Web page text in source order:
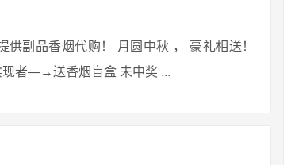
副品香烟代购！ 月圆中秋 ， 豪礼相送！
现者—→送香烟盲盒 未中奖 ...